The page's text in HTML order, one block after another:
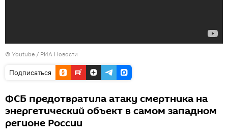
© Youtube / РИА Новости
Подписаться
ФСБ предотвратила атаку смертника на
энергетический объект в самом западном
регионе России